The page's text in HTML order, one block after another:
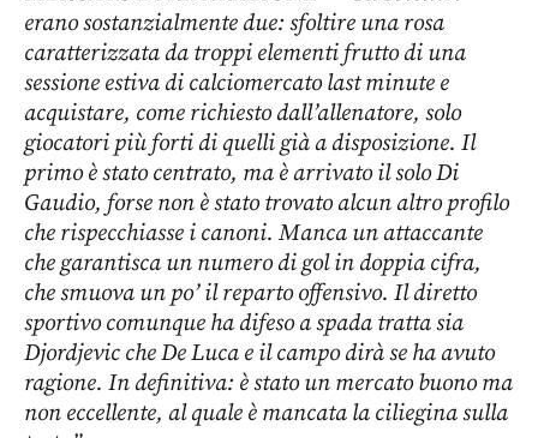
erano sostanzialmente due: sfoltire una rosa
caratterizzata da troppi elementi frutto di una
sessione estiva di calciomercato last minute e
acquistare, come richiesto dall’allenatore, solo
giocatori più forti di quelli già a disposizione. Il
primo è stato centrato, ma è arrivato il solo Di
Gaudio, forse non è stato trovato alcun altro profilo
che rispecchiasse i canoni. Manca un attaccante
che garantisca un numero di gol in doppia cifra,
che smuova un po’ il reparto offensivo. Il diretto
sportivo comunque ha difeso a spada tratta sia
Djordjevic che De Luca e il campo dirà se ha avuto
ragione. In definitiva: è stato un mercato buono ma
non eccellente, al quale è mancata la ciliegina sulla